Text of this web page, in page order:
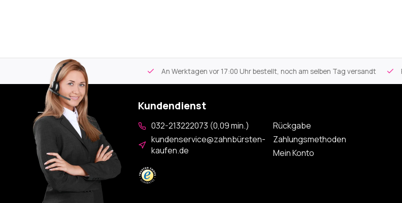
Kostenloser Versand An Werktagen vor 17:00 Uhr bestellt, noch am selben Tag versandt
Kundendienst
032-213222073 (0,09 min.)
kundenservice@zahnbürsten-
kaufen.de
Rückgabe
Zahlungsmethoden
Mein Konto